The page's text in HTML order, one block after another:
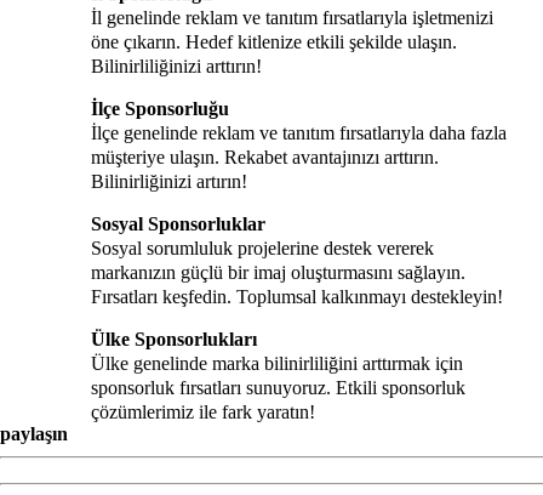
İl genelinde reklam ve tanıtım fırsatlarıyla işletmenizi
öne çıkarın. Hedef kitlenize etkili şekilde ulaşın.
Bilinirliliğinizi arttırın!
İlçe Sponsorluğu
İlçe genelinde reklam ve tanıtım fırsatlarıyla daha fazla
müşteriye ulaşın. Rekabet avantajınızı arttırın.
Bilinirliğinizi artırın!
Sosyal Sponsorluklar
Sosyal sorumluluk projelerine destek vererek
markanızın güçlü bir imaj oluşturmasını sağlayın.
Fırsatları keşfedin. Toplumsal kalkınmayı destekleyin!
Ülke Sponsorlukları
Ülke genelinde marka bilinirliliğini arttırmak için
sponsorluk fırsatları sunuyoruz. Etkili sponsorluk
çözümlerimiz ile fark yaratın!
paylaşın